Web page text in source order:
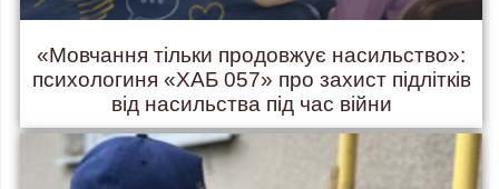
«Мовчання тільки продовжує насильство»:
психологиня «ХАБ 057» про захист підлітків
від насильства під час війни